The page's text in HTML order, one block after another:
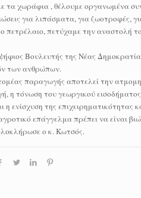
τα χωράφια , θέλουμε οργανωμένα
για λιπάσματα, για ζωοτροφές,
πετρέλαιο, πετύχαμε την αναστολή
Βουλευτής της Νέας
των ανθρώπων.
παραγωγής αποτελεί την
η τόνωση του γεωργικού
η ενίσχυση της
επάγγελμα πρέπει να είναι
ο κ. Κωτσός.